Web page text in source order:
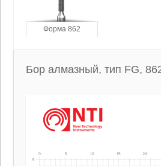
Форма 862
Бор алмазный, тип FG,